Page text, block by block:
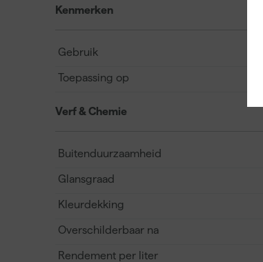
Kenmerken
Gebruik
Toepassing op
Verf & Chemie
Buitenduurzaamheid
Glansgraad
Kleurdekking
Overschilderbaar na
Rendement per liter